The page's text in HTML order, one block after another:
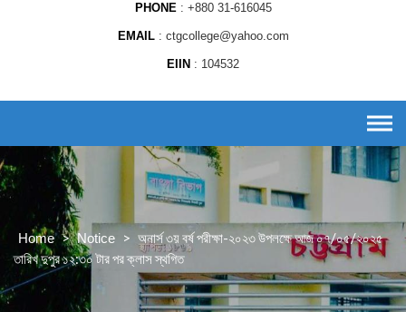
PHONE +880 31-616045
EMAIL ctgcollege@yahoo.com
EIIN 104532
Home > Notice > অনার্স ৩য় বর্ষ পরীক্ষা-২০২৩ উপলক্ষে আজ ০৭/০৫/২০২৫
তারিখ দুপুর ১২:৩০ টার পর ক্লাস স্থগিত